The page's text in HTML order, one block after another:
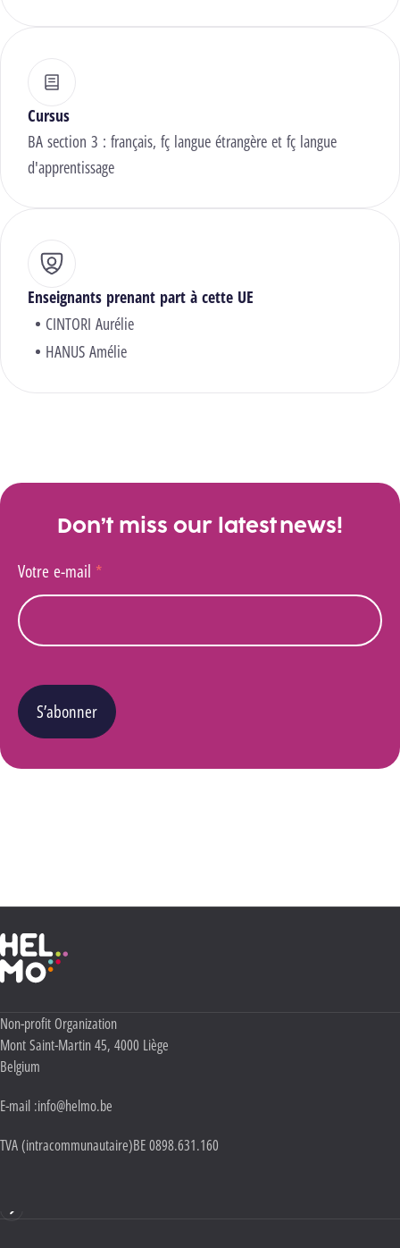
Cursus
BA section 3 : français, fç langue étrangère et fç langue
d'apprentissage
Enseignants prenant part à cette UE
CINTORI Aurélie
HANUS Amélie
Don’t miss our latest news!
Votre e-mail *
S’abonner
Haute École Libre Mosane
Adresse :
Non-profit Organization
Mont Saint-Martin 45, 4000 Liège
Belgium
E-mail :info@helmo.be
TVA (intracommunautaire)BE 0898.631.160